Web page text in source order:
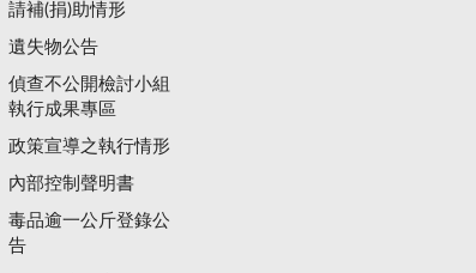
請補(捐)助情形
遺失物公告
偵查不公開檢討小組
執行成果專區
政策宣導之執行情形
內部控制聲明書
毒品逾一公斤登錄公
告